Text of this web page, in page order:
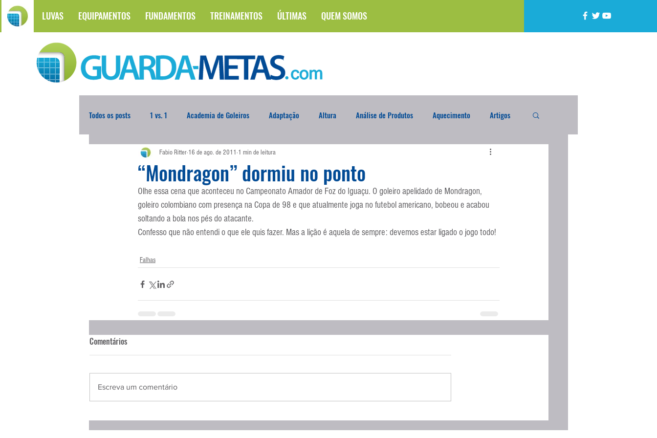
LUVAS EQUIPAMENTOS FUNDAMENTOS TREINAMENTOS ÚLTIMAS QUEM SOMOS
Todos os posts 1 vs. 1 Academia de Goleiros Adaptação Altura Análise de Produtos Aquecimento Artigos
Atualidades Blogoleiro da Semana Brasileirão Compra Exterior
Comunicação Copa do Mundo Curso Defesa da Semana Deslocamento DVD Encaixada Enquete
Entrevistas Equipamentos Escola Alemã Escola Americana Escola Argentina Escola Espanhola
Escola Francesa Escola Inglesa
“Mondragon” dormiu no ponto
Fabio Ritter 16 de ago. de 2011 1 min de leitura
Olhe essa cena que aconteceu no Campeonato Amador de Foz do Iguaçu. O goleiro apelidado de Mondragon,
goleiro colombiano com presença na Copa de 98 e que atualmente joga no futebol americano, bobeou e acabou
soltando a bola nos pés do atacante.
Confesso que não entendi o que ele quis fazer. Mas a lição é aquela de sempre: devemos estar ligado o jogo todo!
Falhas
Comentários
Escreva um comentário